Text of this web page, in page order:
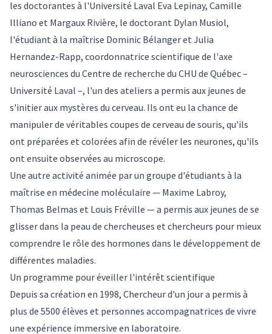
les doctorantes à l'Université Laval Eva Lepinay, Camille
Illiano et Margaux Rivière, le doctorant Dylan Musiol,
l'étudiant à la maîtrise Dominic Bélanger et Julia
Hernandez-Rapp, coordonnatrice scientifique de l'axe
neurosciences du Centre de recherche du CHU de Québec –
Université Laval –, l'un des ateliers a permis aux jeunes de
s'initier aux mystères du cerveau. Ils ont eu la chance de
manipuler de véritables coupes de cerveau de souris, qu'ils
ont préparées et colorées afin de révéler les neurones, qu'ils
ont ensuite observées au microscope.
Une autre activité animée par un groupe d'étudiants à la
maîtrise en médecine moléculaire — Maxime Labroy,
Thomas Belmas et Louis Fréville — a permis aux jeunes de se
glisser dans la peau de chercheuses et chercheurs pour mieux
comprendre le rôle des hormones dans le développement de
différentes maladies.
Un programme pour éveiller l'intérêt scientifique
Depuis sa création en 1998, Chercheur d'un jour a permis à
plus de 5500 élèves et personnes accompagnatrices de vivre
une expérience immersive en laboratoire.